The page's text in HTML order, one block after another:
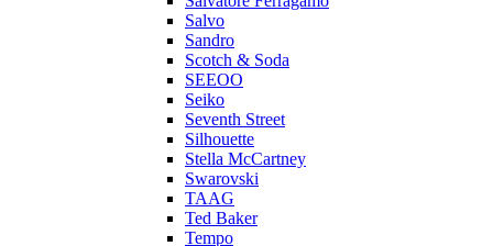
Salvo
Sandro
Scotch & Soda
SEEOO
Seiko
Seventh Street
Silhouette
Stella McCartney
Swarovski
TAAG
Ted Baker
Tempo